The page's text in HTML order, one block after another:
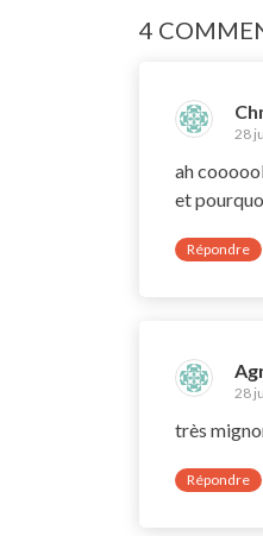
4
28
ah
et
Répondre
28
très
Répondre